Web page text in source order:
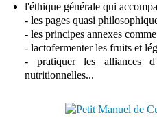
l'éthique générale qui
- les pages quasi
- les principes annexes
- lactofermenter les fruits et
- pratiquer les alliances
nutritionnelles...